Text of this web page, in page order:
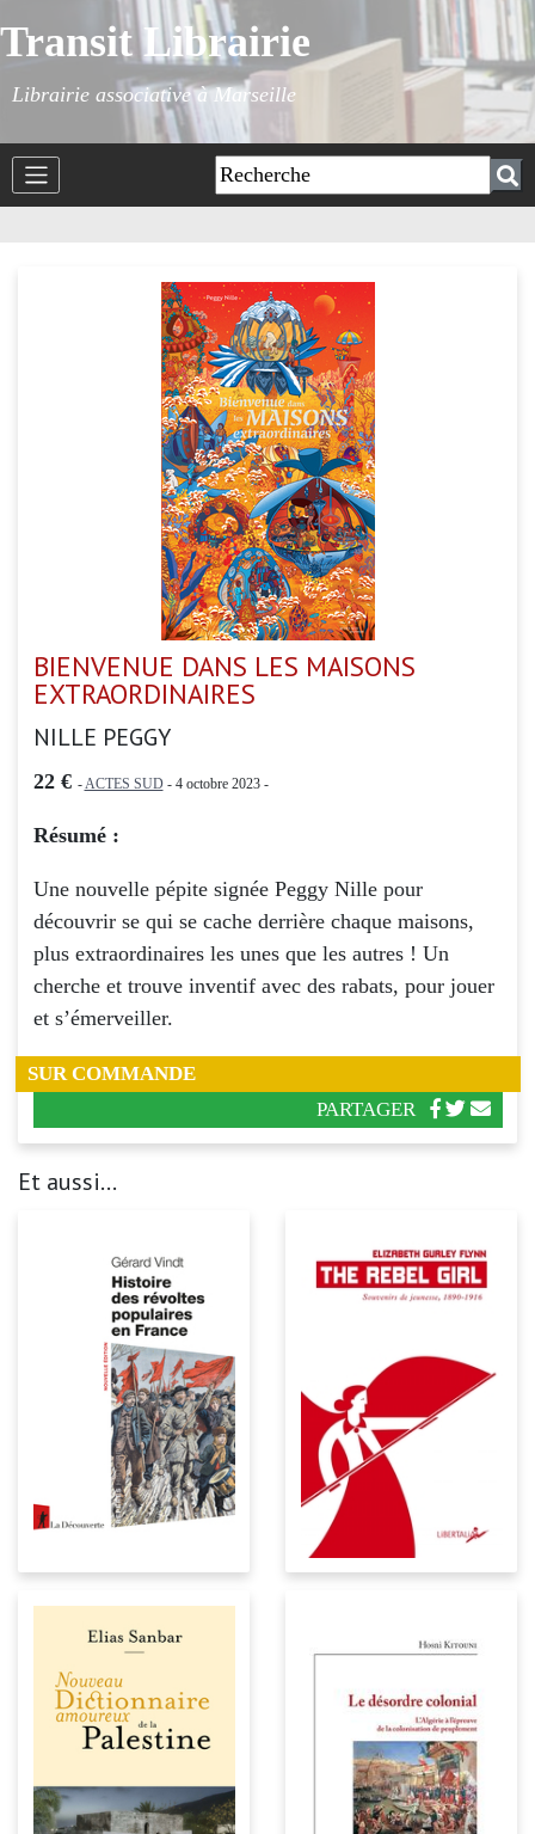
Transit Librairie
Librairie associative à Marseille
BIENVENUE DANS LES MAISONS
EXTRAORDINAIRES
NILLE PEGGY
22 € -ACTES SUD- 4 octobre 2023 -
Résumé :
Une nouvelle pépite signée Peggy Nille pour
découvrir se qui se cache derrière chaque maisons,
plus extraordinaires les unes que les autres ! Un
cherche et trouve inventif avec des rabats, pour jouer
et s’émerveiller.
SUR COMMANDE
PARTAGER
Et aussi...